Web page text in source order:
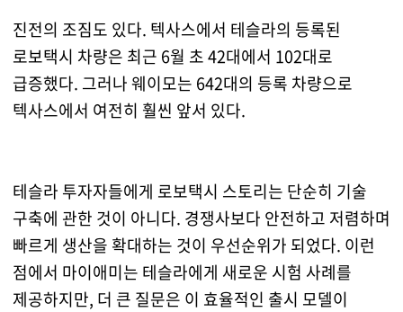
진전의 조짐도 있다. 텍사스에서 테슬라의 등록된
로보택시 차량은 최근 6월 초 42대에서 102대로
급증했다. 그러나 웨이모는 642대의 등록 차량으로
텍사스에서 여전히 훨씬 앞서 있다.
테슬라 투자자들에게 로보택시 스토리는 단순히 기술
구축에 관한 것이 아니다. 경쟁사보다 안전하고 저렴하며
빠르게 생산을 확대하는 것이 우선순위가 되었다. 이런
점에서 마이애미는 테슬라에게 새로운 시험 사례를
제공하지만, 더 큰 질문은 이 효율적인 출시 모델이